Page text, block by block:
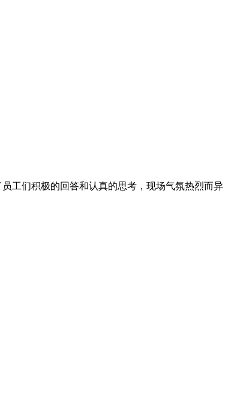
工们积极的回答和认真的思考，现场气氛热烈而异